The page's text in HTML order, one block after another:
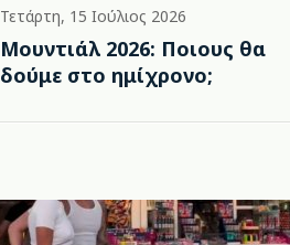
Τετάρτη, 15 Ιούλιος 2026
Μουντιάλ 2026: Ποιους θα
δούμε στο ημίχρονο;